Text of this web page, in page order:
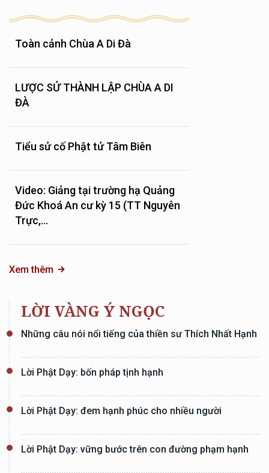
Toàn cảnh Chùa A Di Đà
LƯỢC SỬ THÀNH LẬP CHÙA A DI
ĐÀ
Tiểu sử cố Phật tử Tâm Biên
Video: Giảng tại trường hạ Quảng
Đức Khoá An cư kỳ 15 (TT Nguyên
Trực,...
Xem thêm
LỜI VÀNG Ý NGỌC
Những câu nói nổi tiếng của thiền sư Thích Nhất Hạnh
Lời Phật Dạy: bốn pháp tịnh hạnh
Lời Phật Dạy: đem hạnh phúc cho nhiều người
Lời Phật Dạy: vững bước trên con đường phạm hạnh